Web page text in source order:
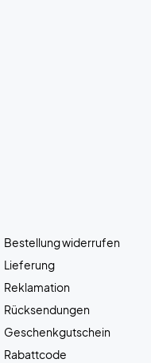
Bestellung widerrufen
Lieferung
Reklamation
Rücksendungen
Geschenkgutschein
Rabattcode